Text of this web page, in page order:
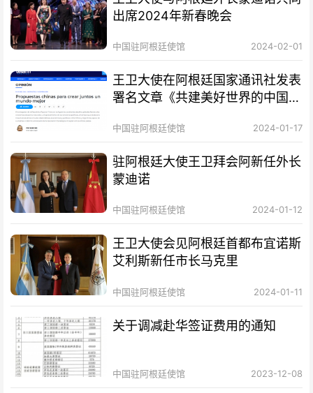
出席2024年新春晚会
中国驻阿根廷使馆 2024-02-01
王卫大使在阿根廷国家通讯社发表
署名文章《共建美好世界的中国方
中国驻阿根廷使馆 2024-01-17
驻阿根廷大使王卫拜会阿新任外长
蒙迪诺
中国驻阿根廷使馆 2024-01-12
王卫大使会见阿根廷首都布宜诺斯
艾利斯新任市长马克里
中国驻阿根廷使馆 2024-01-11
关于调减赴华签证费用的通知
中国驻阿根廷使馆 2023-12-08